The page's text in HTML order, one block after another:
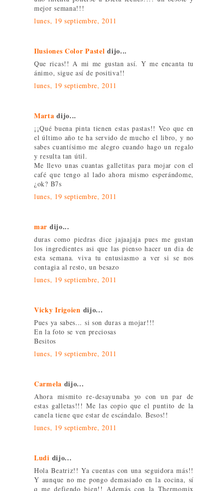
mejor semana!!!
lunes, 19 septiembre, 2011
Ilusiones Color Pastel dijo...
Que ricas!! A mi me gustan así. Y me encanta tu
ánimo, sigue así de positiva!!
lunes, 19 septiembre, 2011
Marta dijo...
¡¡Qué buena pinta tienen estas pastas!! Veo que en
el último año te ha servido de mucho el libro, y no
sabes cuantísimo me alegro cuando hago un regalo
y resulta tan útil.
Me llevo unas cuantas galletitas para mojar con el
café que tengo al lado ahora mismo esperándome,
¿ok? B7s
lunes, 19 septiembre, 2011
mar dijo...
duras como piedras dice jajaajaja pues me gustan
los ingredientes asi que las pienso hacer un dia de
esta semana. viva tu entusiasmo a ver si se nos
contagia al resto, un besazo
lunes, 19 septiembre, 2011
Vicky Irigoien dijo...
Pues ya sabes... si son duras a mojar!!!
En la foto se ven preciosas
Besitos
lunes, 19 septiembre, 2011
Carmela dijo...
Ahora mismito re-desayunaba yo con un par de
estas galletas!!! Me las copio que el puntito de la
canela tiene que estar de escándalo. Besos!!
lunes, 19 septiembre, 2011
Ludi dijo...
Hola Beatriz!! Ya cuentas con una seguidora más!!
Y aunque no me pongo demasiado en la cocina, sí
q me defiendo bien!! Además con la Thermomix